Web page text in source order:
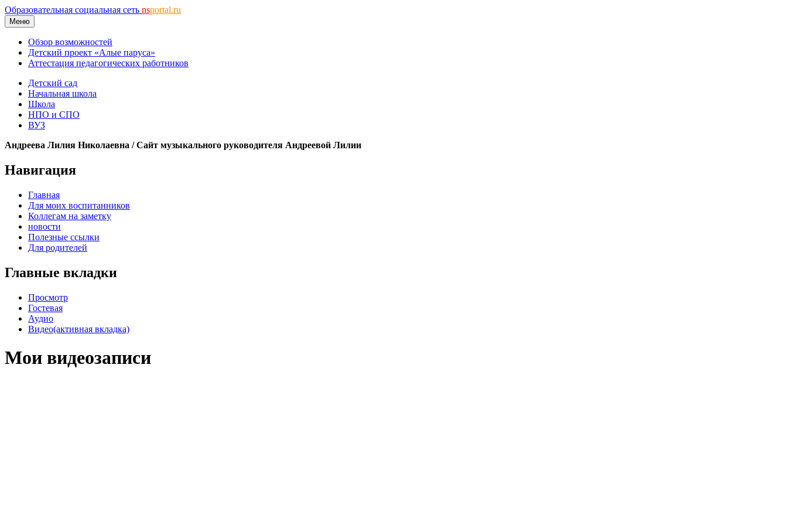
Образовательная социальная сеть nsportal.ru
Меню
Обзор возможностей
Детский проект «Алые паруса»
Аттестация педагогических работников
Детский сад
Начальная школа
Школа
НПО и СПО
ВУЗ
Андреева Лилия Николаевна / Сайт музыкального руководителя Андреевой Лилии
Навигация
Главная
Для моих воспитанников
Коллегам на заметку
новости
Полезные ссылки
Для родителей
Главные вкладки
Просмотр
Гостевая
Аудио
Видео(активная вкладка)
Мои видеозаписи